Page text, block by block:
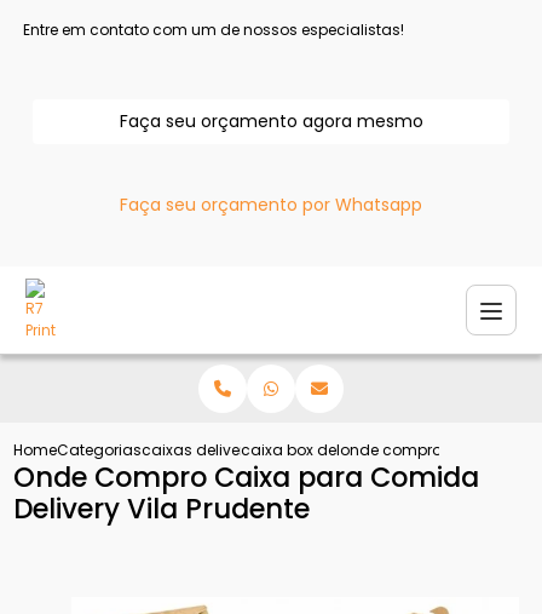
Entre em contato com um de nossos especialistas!
Faça seu orçamento agora mesmo
Faça seu orçamento por Whatsapp
HomeCategoriascaixas deliverycaixa box deliveryonde compro caixa para
Onde Compro Caixa para Comida
Delivery Vila Prudente